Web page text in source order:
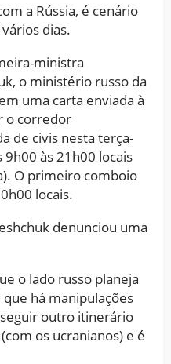
a Rússia, é cenário
dias.
ministra
o ministério russo da
uma carta enviada à
o corredor
de civis nesta terça-
às 21h00 locais
O primeiro comboio
locais.
denunciou uma
o lado russo planeja
há manipulações
outro itinerário
os ucranianos) e é